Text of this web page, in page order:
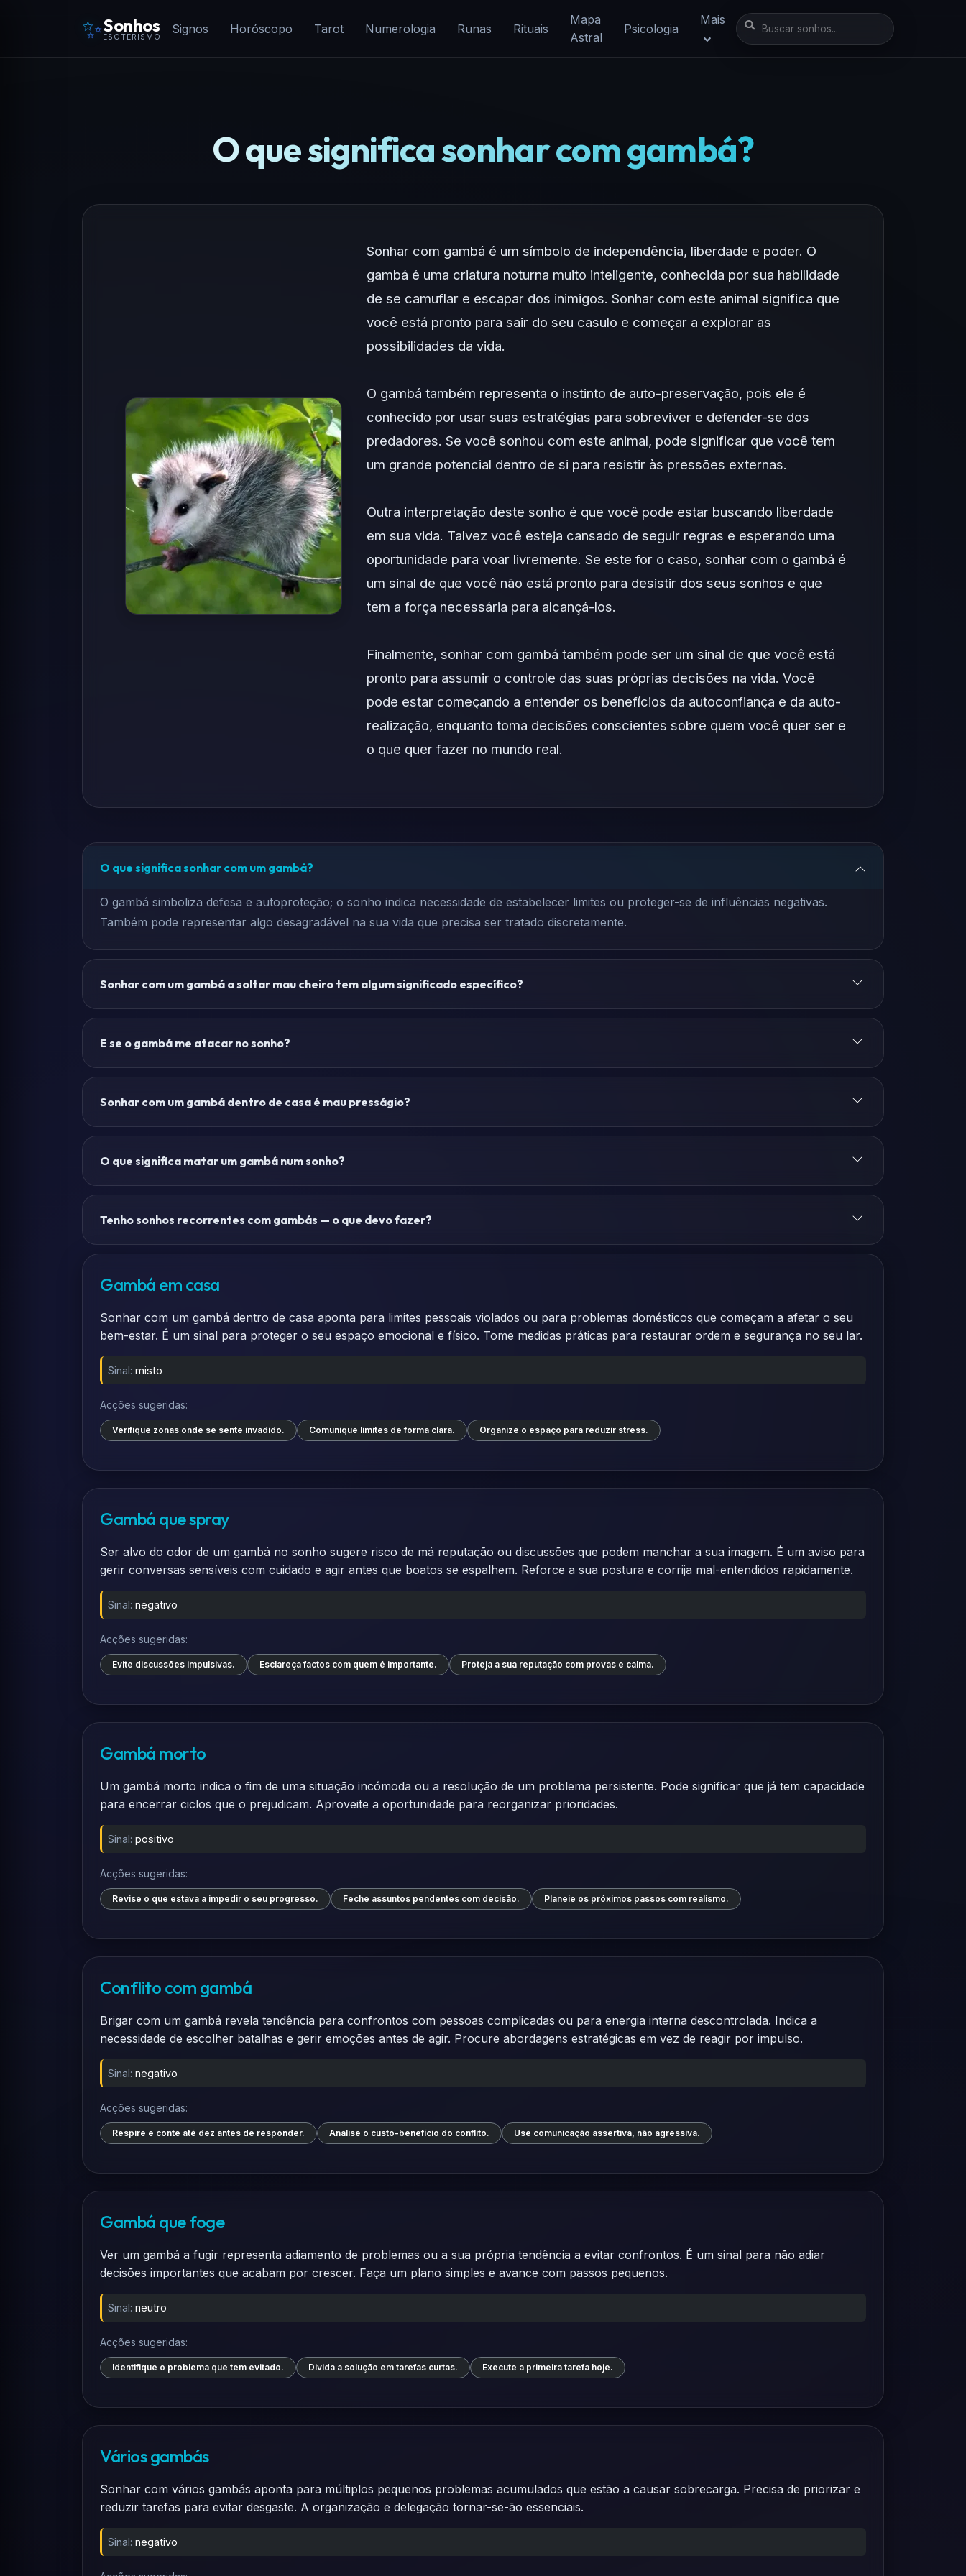
✨Sonhos
ESOTERISMO
Signos Horóscopo Tarot Numerologia Runas Rituais
Mapa
Astral
Psicologia
Mais
O que significa sonhar com gambá?
Sonhar com gambá é um símbolo de independência, liberdade e poder. O
gambá é uma criatura noturna muito inteligente, conhecida por sua habilidade
de se camuflar e escapar dos inimigos. Sonhar com este animal significa que
você está pronto para sair do seu casulo e começar a explorar as
possibilidades da vida.
O gambá também representa o instinto de auto-preservação, pois ele é
conhecido por usar suas estratégias para sobreviver e defender-se dos
predadores. Se você sonhou com este animal, pode significar que você tem
um grande potencial dentro de si para resistir às pressões externas.
Outra interpretação deste sonho é que você pode estar buscando liberdade
em sua vida. Talvez você esteja cansado de seguir regras e esperando uma
oportunidade para voar livremente. Se este for o caso, sonhar com o gambá é
um sinal de que você não está pronto para desistir dos seus sonhos e que
tem a força necessária para alcançá-los.
Finalmente, sonhar com gambá também pode ser um sinal de que você está
pronto para assumir o controle das suas próprias decisões na vida. Você
pode estar começando a entender os benefícios da autoconfiança e da auto-
realização, enquanto toma decisões conscientes sobre quem você quer ser e
o que quer fazer no mundo real.
O que significa sonhar com um gambá?
O gambá simboliza defesa e autoproteção; o sonho indica necessidade de estabelecer limites ou proteger-se de influências negativas.
Também pode representar algo desagradável na sua vida que precisa ser tratado discretamente.
Sonhar com um gambá a soltar mau cheiro tem algum significado específico?
E se o gambá me atacar no sonho?
Sonhar com um gambá dentro de casa é mau presságio?
O que significa matar um gambá num sonho?
Tenho sonhos recorrentes com gambás — o que devo fazer?
Gambá em casa
Sonhar com um gambá dentro de casa aponta para limites pessoais violados ou para problemas domésticos que começam a afetar o seu
bem-estar. É um sinal para proteger o seu espaço emocional e físico. Tome medidas práticas para restaurar ordem e segurança no seu lar.
Sinal: misto
Acções sugeridas:
Verifique zonas onde se sente invadido. Comunique limites de forma clara. Organize o espaço para reduzir stress.
Gambá que spray
Ser alvo do odor de um gambá no sonho sugere risco de má reputação ou discussões que podem manchar a sua imagem. É um aviso para
gerir conversas sensíveis com cuidado e agir antes que boatos se espalhem. Reforce a sua postura e corrija mal-entendidos rapidamente.
Sinal: negativo
Acções sugeridas:
Evite discussões impulsivas. Esclareça factos com quem é importante. Proteja a sua reputação com provas e calma.
Gambá morto
Um gambá morto indica o fim de uma situação incómoda ou a resolução de um problema persistente. Pode significar que já tem capacidade
para encerrar ciclos que o prejudicam. Aproveite a oportunidade para reorganizar prioridades.
Sinal: positivo
Acções sugeridas:
Revise o que estava a impedir o seu progresso. Feche assuntos pendentes com decisão. Planeie os próximos passos com realismo.
Conflito com gambá
Brigar com um gambá revela tendência para confrontos com pessoas complicadas ou para energia interna descontrolada. Indica a
necessidade de escolher batalhas e gerir emoções antes de agir. Procure abordagens estratégicas em vez de reagir por impulso.
Sinal: negativo
Acções sugeridas:
Respire e conte até dez antes de responder. Analise o custo-benefício do conflito. Use comunicação assertiva, não agressiva.
Gambá que foge
Ver um gambá a fugir representa adiamento de problemas ou a sua própria tendência a evitar confrontos. É um sinal para não adiar
decisões importantes que acabam por crescer. Faça um plano simples e avance com passos pequenos.
Sinal: neutro
Acções sugeridas:
Identifique o problema que tem evitado. Divida a solução em tarefas curtas. Execute a primeira tarefa hoje.
Vários gambás
Sonhar com vários gambás aponta para múltiplos pequenos problemas acumulados que estão a causar sobrecarga. Precisa de priorizar e
reduzir tarefas para evitar desgaste. A organização e delegação tornar-se-ão essenciais.
Sinal: negativo